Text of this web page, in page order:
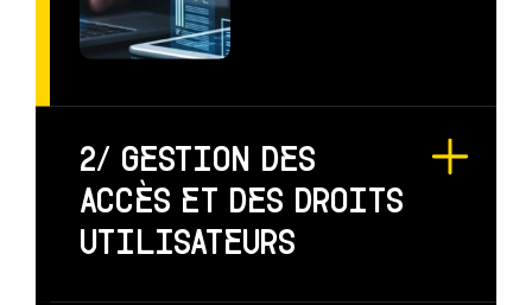
2/ GESTION DES
ACCÈS ET DES DROITS
UTILISATEURS